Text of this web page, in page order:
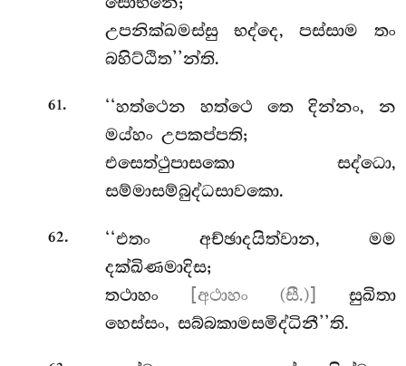
උපනික්ඛමස්සු භද්දෙ, පස්සාම තං
බහිට්ඨිත’’න්ති.
61.
‘‘හත්ථෙන හත්ථෙ තෙ දින්නං, න
මය්හං උපකප්පති;
එසෙත්ථුපාසකො සද්ධො,
සම්මාසම්බුද්ධසාවකො.
62.
‘‘එතං අච්ඡාදයිත්වාන, මම
දක්ඛිණමාදිස;
තථාහං
[අථාහං (සී.)]
සුඛිතා
හෙස්සං, සබ්බකාමසමිද්ධිනී’’ති.